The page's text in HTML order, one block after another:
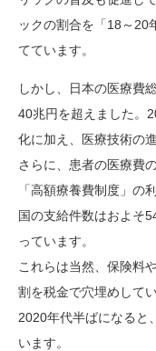
ックの割合を「18～20
てています。
しかし、日本の医療費
40兆円を超えました。
化に加え、医療技術の
さらに、患者の医療費
「高額療養費制度」の
国の支給件数はおよそ
っています。
これらは当然、保険料
割を税金で穴埋めして
2020年代半ばになると
います。